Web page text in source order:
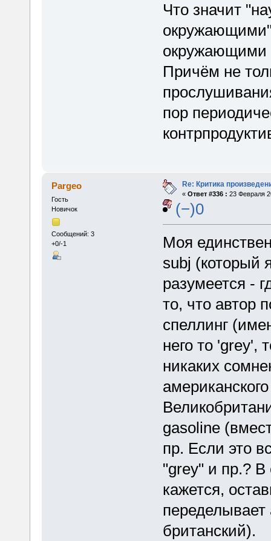
Что значит
окружающими
Причём не
пор
Pargeo
Гость
Новичок
Сообщений: 3
+0/-1
Re: Критика
« Ответ #336 : 23 Февраля
(−)0
Моя
subj (который
разумеется -
то, что автор
спеллинг
него то 'grey',
никаких
gasoline
пр. Если это
"grey" и пр.? В
кажется,
переделывает
британский).